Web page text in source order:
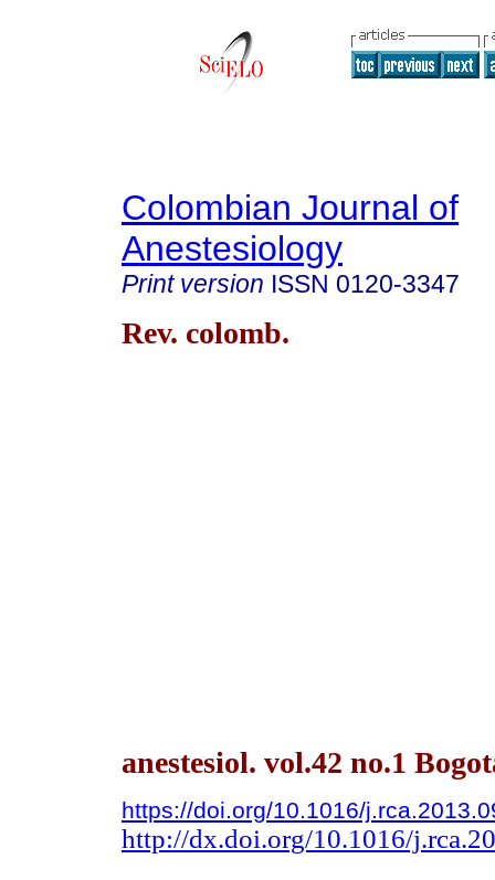
Colombian Journal of
Anestesiology
Print version ISSN 0120-3347
Rev. colomb.
anestesiol. vol.42 no.1
https://doi.org/10.1016/
http://dx.doi.org/10.1016/